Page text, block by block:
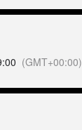
(GMT+00:00)